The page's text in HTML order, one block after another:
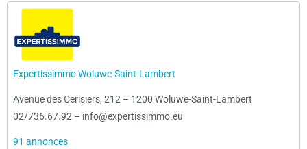
Expertissimmo Woluwe-Saint-Lambert
Avenue des Cerisiers, 212 – 1200 Woluwe-Saint-Lambert
02/736.67.92 – info@expertissimmo.eu
91 annonces